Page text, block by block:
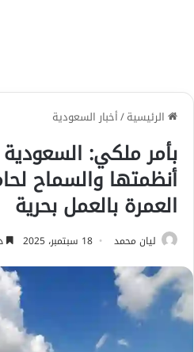
الرئيسية/أخبار السعودية
بأمر ملكي: السعودية
أنظمتها والسماح
العمرة بالعمل بحرية
ليان محمد 18 سبتمبر، 2025